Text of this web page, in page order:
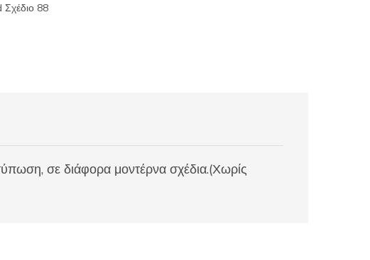
Σχέδιο 88
σε διάφορα μοντέρνα σχέδια.(Χωρίς